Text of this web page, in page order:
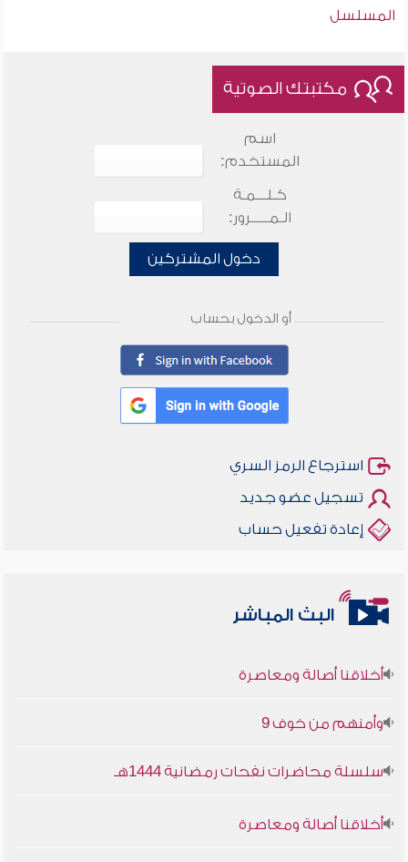
المسلسل
مكتبتك الصوتية
اسم
المستخدم:
كـلـــمـة
الـمـــــرور:
دخول المشتركين
أو الدخول بحساب
استرجاع الرمز السري
تسجيل عضو جديد
إعادة تفعيل حساب
البث المباشر